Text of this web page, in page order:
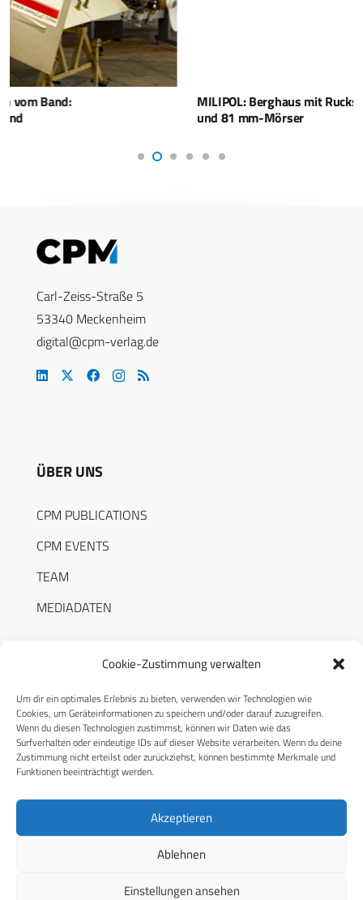
Cookie-Zustimmung verwalten
Um dir ein optimales Erlebnis zu bieten, verwenden wir Technologien wie
Cookies, um Geräteinformationen zu speichern und/oder darauf zuzugreifen.
Wenn du diesen Technologien zustimmst, können wir Daten wie das
Surfverhalten oder eindeutige IDs auf dieser Website verarbeiten. Wenn du deine
Zustimmung nicht erteilst oder zurückziehst, können bestimmte Merkmale und
Funktionen beeinträchtigt werden.
Akzeptieren
Ablehnen
Einstellungen ansehen
MILIPOL: Berghaus mit Rucksack-Neuheiten für Frauen
und 81 mm-Mörser
Carl-Zeiss-Straße 5
53340 Meckenheim
digital@cpm-verlag.de
ÜBER UNS
CPM PUBLICATIONS
CPM EVENTS
TEAM
MEDIADATEN
RECHTLICHES
Datenschutzerklärung
Cookie-Richtlinie (EU)